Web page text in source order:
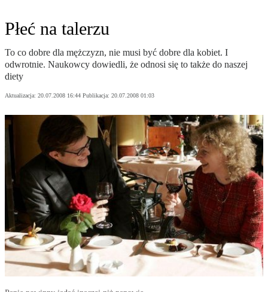
Płeć na talerzu
To co dobre dla mężczyzn, nie musi być dobre dla kobiet. I
odwrotnie. Naukowcy dowiedli, że odnosi się to także do naszej
diety
Aktualizacja: 20.07.2008 16:44 Publikacja: 20.07.2008 01:03